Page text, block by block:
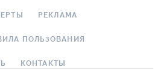
РЕКЛАМА
ПОЛЬЗОВАНИЯ
КОНТАКТЫ